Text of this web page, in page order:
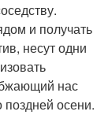
и получать
несут одни
нас
осени.